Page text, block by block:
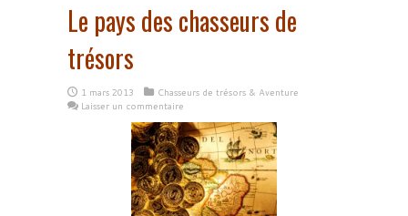
Le pays des chasseurs de
trésors
1 mars 2013
Chasseurs de trésors & Aventure
Laisser un commentaire